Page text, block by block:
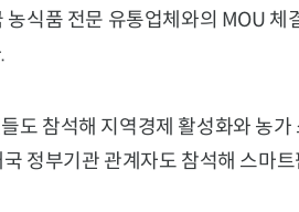
농식품 전문 유통업체와의 MOU 체
도 참석해 지역경제 활성화와 농
정부기관 관계자도 참석해 스마